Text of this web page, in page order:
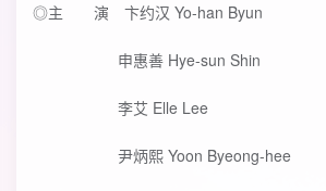
◎主 演 卞约汉 Yo-han Byun
申惠善 Hye-sun Shin
李艾 Elle Lee
尹炳熙 Yoon Byeong-hee